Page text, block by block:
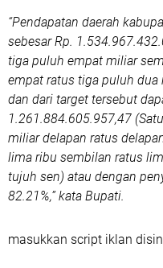
“Pendapatan daerah
sebesar Rp.
tiga puluh empat miliar
empat ratus tiga puluh
dan dari target tersebut
1.261.884.605.957,47
miliar delapan ratus
lima ribu sembilan ratus
tujuh sen) atau dengan
82.21%,” kata Bupati.
masukkan script iklan